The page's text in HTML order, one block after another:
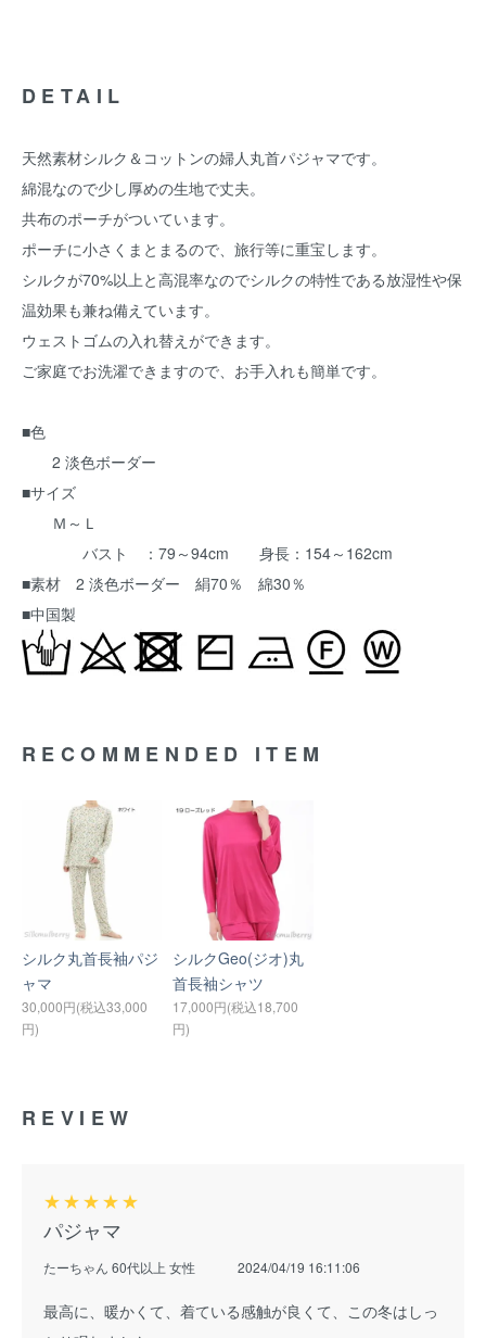
DETAIL
天然素材シルク＆コットンの婦人丸首パジャマです。
綿混なので少し厚めの生地で丈夫。
共布のポーチがついています。
ポーチに小さくまとまるので、旅行等に重宝します。
シルクが70%以上と高混率なのでシルクの特性である放湿性や保
温効果も兼ね備えています。
ウェストゴムの入れ替えができます。
ご家庭でお洗濯できますので、お手入れも簡単です。
■色
2 淡色ボーダー
■サイズ
Ｍ～Ｌ
バスト ：79～94cm 身長：154～162cm
■素材 2 淡色ボーダー 絹70％ 綿30％
■中国製
RECOMMENDED ITEM
シルク丸首長袖パジ
ャマ
30,000円(税込33,000
円)
シルクGeo(ジオ)丸
首長袖シャツ
17,000円(税込18,700
円)
REVIEW
★★★★★
パジャマ
たーちゃん 60代以上 女性 2024/04/19 16:11:06
最高に、暖かくて、着ている感触が良くて、この冬はしっ